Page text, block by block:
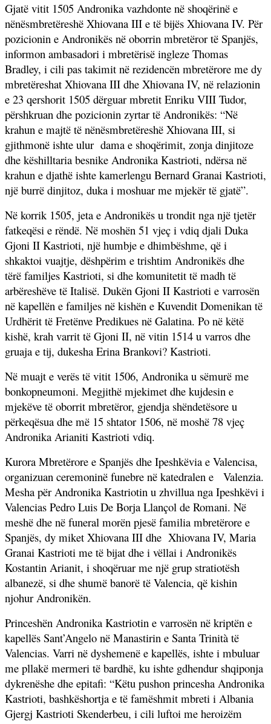
Gjatë vitit 1505 Andronika vazhdonte në shoqërinë e
nënësmbretëreshë Xhiovana III e të bijës Xhiovana IV. Për
pozicionin e Andronikës në oborrin mbretëror të Spanjës,
informon ambasadori i mbretërisë ingleze Thomas
Bradley, i cili pas takimit në rezidencën mbretërore me dy
mbretëreshat Xhiovana III dhe Xhiovana IV, në relazionin
e 23 qershorit 1505 dërguar mbretit Enriku VIII Tudor,
përshkruan dhe pozicionin zyrtar të Andronikës: “Në
krahun e majtë të nënësmbretëreshë Xhiovana III, si
gjithmonë ishte ulur dama e shoqërimit, zonja dinjitoze
dhe këshilltaria besnike Andronika Kastrioti, ndërsa në
krahun e djathë ishte kamerlengu Bernard Granai Kastrioti,
një burrë dinjitoz, duka i moshuar me mjekër të gjatë”.
Në korrik 1505, jeta e Andronikës u trondit nga një tjetër
fatkeqësi e rëndë. Në moshën 51 vjeç i vdiq djali Duka
Gjoni II Kastrioti, një humbje e dhimbëshme, që i
shkaktoi vuajtje, dëshpërim e trishtim Andronikës dhe
tërë familjes Kastrioti, si dhe komunitetit të madh të
arbëreshëve të Italisë. Dukën Gjoni II Kastrioti e varrosën
në kapellën e familjes në kishën e Kuvendit Domenikan të
Urdhërit të Fretënve Predikues në Galatina. Po në këtë
kishë, krah varrit të Gjoni II, në vitin 1514 u varros dhe
gruaja e tij, dukesha Erina Brankovi? Kastrioti.
Në muajt e verës të vitit 1506, Andronika u sëmurë me
bonkopneumoni. Megjithë mjekimet dhe kujdesin e
mjekëve të oborrit mbretëror, gjendja shëndetësore u
përkeqësua dhe më 15 shtator 1506, në moshë 78 vjeç
Andronika Arianiti Kastrioti vdiq.
Kurora Mbretërore e Spanjës dhe Ipeshkëvia e Valencisa,
organizuan ceremoninë funebre në katedralen e
Valenzia.
Mesha për Andronika Kastriotin u zhvillua nga Ipeshkëvi i
Valencias Pedro Luis De Borja Llançol de Romani. Në
meshë dhe në funeral morën pjesë familia mbretërore e
Spanjës, dy miket Xhiovana III dhe Xhiovana IV, Maria
Granai Kastrioti me të bijat dhe i vëllai i Andronikës
Kostantin Arianit, i shoqëruar me një grup stratiotësh
albanezë, si dhe shumë banorë të Valencia, që kishin
njohur Andronikën.
Princeshën Andronika Kastriotin e varrosën në kriptën e
kapellës Sant’Angelo në Manastirin e Santa Trinità të
Valencias. Varri në dyshemenë e kapellës, ishte i mbuluar
me pllakë mermeri të bardhë, ku ishte gdhendur shqiponja
dykrenëshe dhe epitafi: “Këtu pushon princesha Andronika
Kastrioti, bashkëshortja e të famëshmit mbreti i Albania
Gjergj Kastrioti Skenderbeu, i cili luftoi me heroizëm